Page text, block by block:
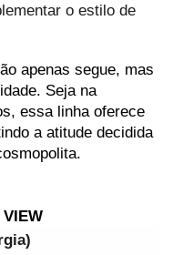
o estilo de
apenas segue, mas
Seja na
essa linha oferece
a atitude decidida